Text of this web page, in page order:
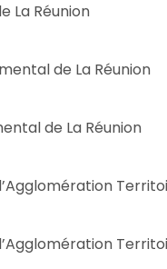
La Réunion
de La Réunion
de La Réunion